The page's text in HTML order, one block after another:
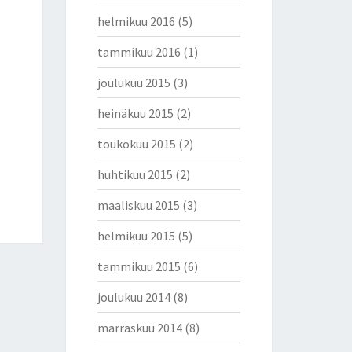
helmikuu 2016 (5)
tammikuu 2016 (1)
joulukuu 2015 (3)
heinäkuu 2015 (2)
toukokuu 2015 (2)
huhtikuu 2015 (2)
maaliskuu 2015 (3)
helmikuu 2015 (5)
tammikuu 2015 (6)
joulukuu 2014(8)
marraskuu 2014(8)